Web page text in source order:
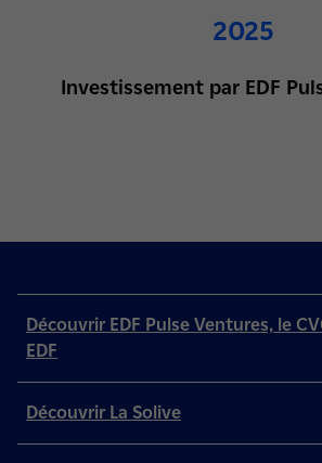
2025
Investissement par EDF
Découvrir EDF Pulse Ventures, le
EDF
Découvrir La Solive